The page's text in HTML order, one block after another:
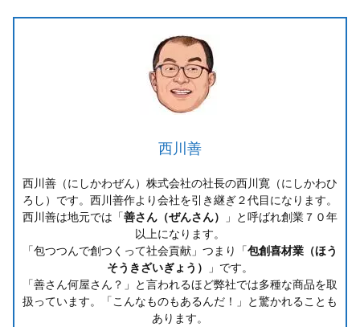
西川善
西川善（にしかわぜん）株式会社の社長の西川寛（にしかわひ
ろし）です。西川善作より会社を引き継ぎ２代目になります。
西川善は地元では「善さん（ぜんさん）
」と呼ばれ創業７０年
以上になります。
「包つつんで創つくって社会貢献」つまり「包創喜材業（ほう
そうきざいぎょう）
」です。
「善さん何屋さん？」と言われるほど弊社では多種な商品を取
扱っています。「こんなものもあるんだ！」と驚かれることも
あります。